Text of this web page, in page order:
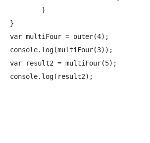
}
var multiFour = outer(4);
console.log(multiFour(3));
var result2 = multiFour(5);
console.log(result2);